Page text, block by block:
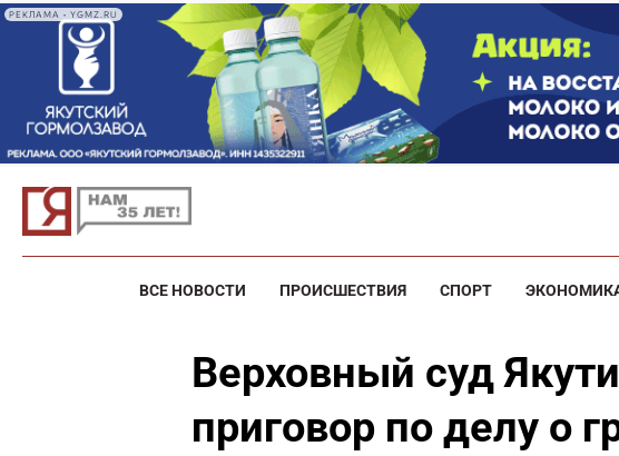
РЕКЛАМА • YGMZ.RU
ВСЕ НОВОСТИ ПРОИСШЕСТВИЯ СПОРТ
Верховный суд
приговор по делу о